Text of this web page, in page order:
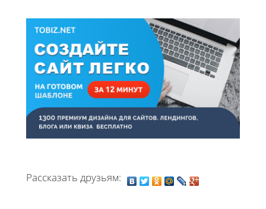
Рассказать друзьям: